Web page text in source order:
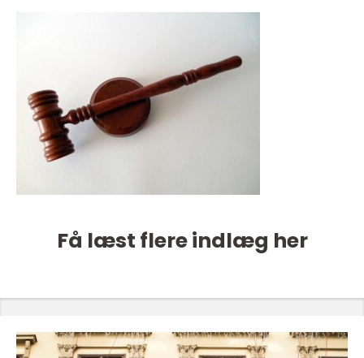
Få læst flere indlæg her